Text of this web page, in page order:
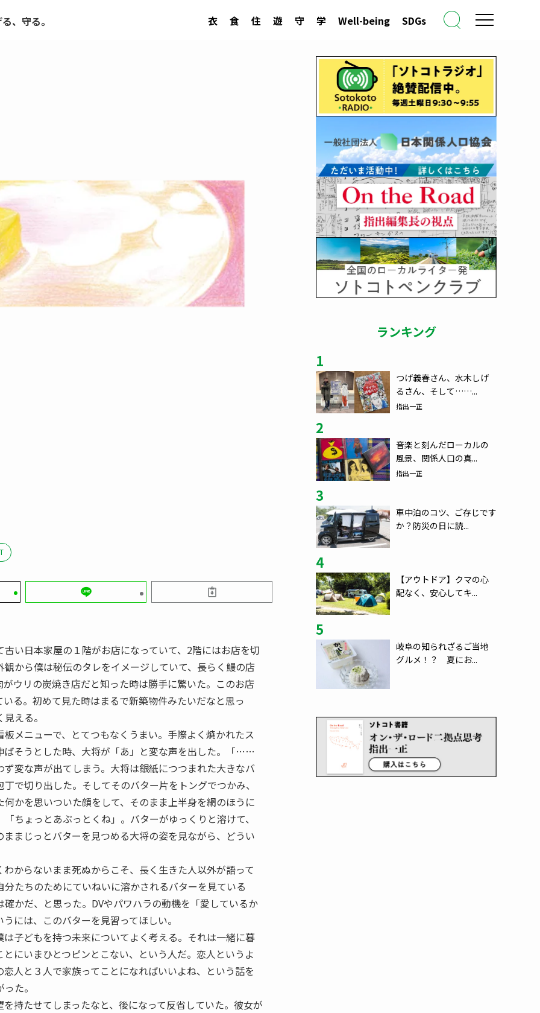
、守る。 衣 食 住 遊 守 学 Well-being SDGs
い日本家屋の１階がお店になっていて、2階にはお店を切
から僕は秘伝のタレをイメージしていて、長らく鰻の店
ウリの炭焼き店だと知った時は勝手に驚いた。このお店
る。初めて見た時はまるで新築物件みたいだなと思っ
える。
メニューで、とてつもなくうまい。手際よく焼かれたス
ばそうとした時、大将が「あ」と変な声を出した。「……
変な声が出てしまう。大将は銀紙につつまれた大きなバ
で切り出した。そしてそのバター片をトングでつかみ、
かを思いついた顔をして、そのまま上半身を網のほうに
ちょっとあぶっとくね」。バターがゆっくりと溶けて、
まじっとバターを見つめる大将の姿を見ながら、どうい
からないまま死ぬからこそ、長く生きた人以外が語って
たちのためにていねいに溶かされるバターを見ている
かだ、と思った。DVやパワハラの動機を「愛しているか
には、このバターを見習ってほしい。
子どもを持つ未来についてよく考える。それは一緒に暮
にいまひとつピンとこない、という人だ。恋人というよ
人と３人で家族ってことになればいいよね、という話を
た。
持たせてしまったなと、後になって反省していた。彼女が
ランキング
1
つげ義春さん、水木しげ
るさん、そして……...
指出一正
2
音楽と刻んだローカルの
風景、関係人口の真...
指出一正
3
車中泊のコツ、ご存じです
か？防災の日に読...
4
【アウトドア】クマの心
配なく、安心してキ...
5
岐阜の知られざるご当地
グルメ！？ 夏にお...